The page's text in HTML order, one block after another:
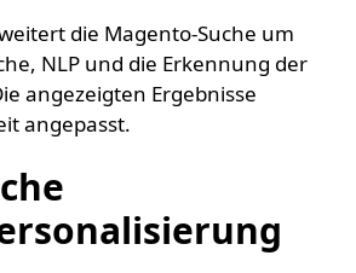
die Magento-Suche um
NLP und die Erkennung der
angezeigten Ergebnisse
angepasst.